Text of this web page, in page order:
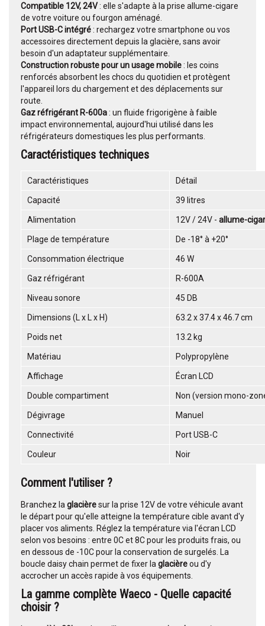
Compatible 12V, 24V: elle s'adapte à la prise allume-cigare
de votre voiture ou fourgon aménagé.
Port USB-C intégré: rechargez votre smartphone ou vos
accessoires directement depuis la glacière, sans avoir
besoin d'un adaptateur supplémentaire.
Construction robuste pour un usage mobile: les coins
renforcés absorbent les chocs du quotidien et protègent
l'appareil lors du chargement et des déplacements sur
route.
Gaz réfrigérant R-600a: un fluide frigorigène à faible
impact environnemental, aujourd'hui utilisé dans les
réfrigérateurs domestiques les plus performants.
Caractéristiques techniques
Caractéristiques Détail
Capacité 39 litres
Alimentation 12V / 24V - allume-
Plage de température De -18° à +20°
Consommation électrique 46 W
Gaz réfrigérant R-600A
Niveau sonore 45 DB
Dimensions (L x L x H) 63.2 x 37.4 x 46.7 cm
Poids net 13.2 kg
Matériau Polypropylène
Affichage Écran LCD
Double compartiment Non (version mono-
Dégivrage Manuel
Connectivité Port USB-C
Couleur Noir
Comment l'utiliser ?
Branchez la glacièresur la prise 12V de votre véhicule avant
le départ pour qu'elle atteigne la température cible avant d'y
placer vos aliments. Réglez la température via l'écran LCD
selon vos besoins : entre 0C et 8C pour les produits frais, ou
en dessous de -10C pour la conservation de surgelés. La
boucle daisy chain permet de fixer la glacièreou d'y
accrocher un accès rapide à vos équipements.
La gamme complète Waeco - Quelle capacité
choisir ?